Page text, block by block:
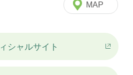
MAP
シャルサイト